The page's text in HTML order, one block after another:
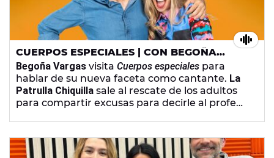
CUERPOS ESPECIALES | CON BEGOÑA
VARGAS - MARTES 17 DE MARZO DE 2026
Begoña Vargas visita Cuerpos especiales para
hablar de su nueva faceta como cantante. La
Patrulla Chiquilla sale al rescate de los adultos
para compartir excusas para decirle al profe
mete mano al disco de Bad Gyal y compara a la
cantante con Cleopatra.